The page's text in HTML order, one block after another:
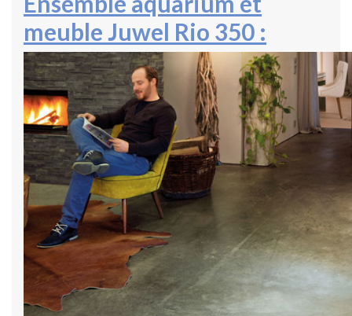
meuble Juwel Rio 350 :